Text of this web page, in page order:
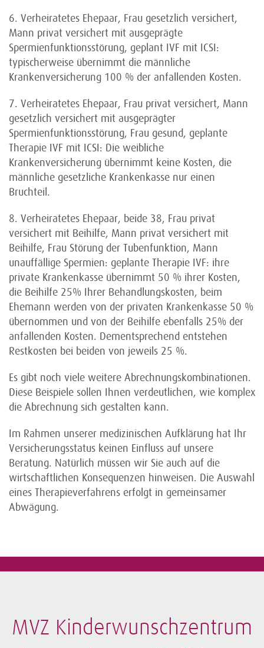
6. Verheiratetes Ehepaar, Frau gesetzlich versichert,
Mann privat versichert mit ausgeprägte
Spermienfunktionsstörung, geplant IVF mit ICSI:
typischerweise übernimmt die männliche
Krankenversicherung 100 % der anfallenden Kosten.
7. Verheiratetes Ehepaar, Frau privat versichert, Mann
gesetzlich versichert mit ausgeprägter
Spermienfunktionsstörung, Frau gesund, geplante
Therapie IVF mit ICSI: Die weibliche
Krankenversicherung übernimmt keine Kosten, die
männliche gesetzliche Krankenkasse nur einen
Bruchteil.
8. Verheiratetes Ehepaar, beide 38, Frau privat
versichert mit Beihilfe, Mann privat versichert mit
Beihilfe, Frau Störung der Tubenfunktion, Mann
unauffällige Spermien: geplante Therapie IVF: ihre
private Krankenkasse übernimmt 50 % ihrer Kosten,
die Beihilfe 25% Ihrer Behandlungskosten, beim
Ehemann werden von der privaten Krankenkasse 50 %
übernommen und von der Beihilfe ebenfalls 25% der
anfallenden Kosten. Dementsprechend entstehen
Restkosten bei beiden von jeweils 25 %.
Es gibt noch viele weitere Abrechnungskombinationen.
Diese Beispiele sollen Ihnen verdeutlichen, wie komplex
die Abrechnung sich gestalten kann.
Im Rahmen unserer medizinischen Aufklärung hat Ihr
Versicherungsstatus keinen Einfluss auf unsere
Beratung. Natürlich müssen wir Sie auch auf die
wirtschaftlichen Konsequenzen hinweisen. Die Auswahl
eines Therapieverfahrens erfolgt in gemeinsamer
Abwägung.
MVZ Kinderwunschzentrum